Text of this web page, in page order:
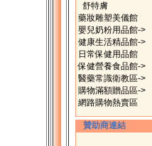
舒特膚
藥妝雕塑美儀館
嬰兒奶粉用品館->
健康生活精品館->
日常保健用品館
保健營養食品館->
醫藥常識衛教區->
購物滿額贈品區->
網路購物熱賣區
贊助商連結